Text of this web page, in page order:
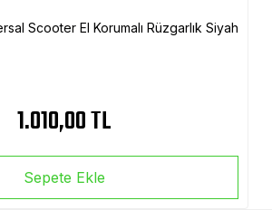
Scooter El Korumalı Rüzgarlık Siyah
1.010,00 TL
Sepete Ekle